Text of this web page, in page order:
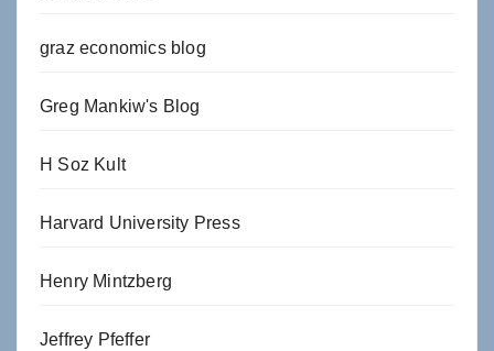
graz economics blog
Greg Mankiw's Blog
H Soz Kult
Harvard University Press
Henry Mintzberg
Jeffrey Pfeffer